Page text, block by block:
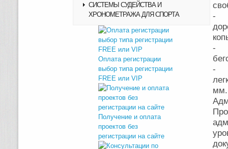
СИСТЕМЫ СУДЕЙСТВА И
ХРОНОМЕТРАЖА ДЛЯ СПОРТА
Оплата регистрации
выбор типа регистрации
FREE или VIP
Получение и оплата
проектов без
регистрации на сайте
-
-
-
мм.